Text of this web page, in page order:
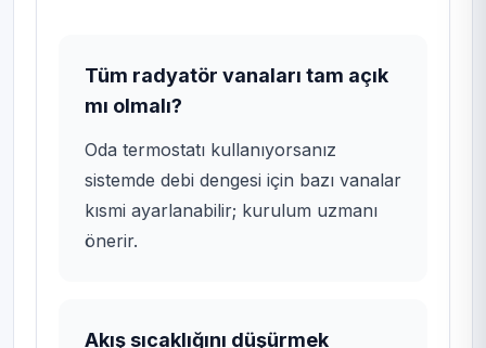
Tüm radyatör vanaları tam açık
mı olmalı?
Oda termostatı kullanıyorsanız
sistemde debi dengesi için bazı vanalar
kısmi ayarlanabilir; kurulum uzmanı
önerir.
Akış sıcaklığını düşürmek